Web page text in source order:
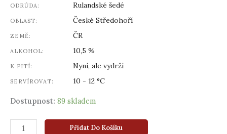
ODRŮDA: Rulandské šedé
OBLAST: České Středohoří
ZEMĚ: ČR
ALKOHOL: 10,5 %
K PITÍ: Nyní, ale vydrží
SERVÍROVAT: 10 - 12 °C
Dostupnost: 89 skladem
Přidat Do Košíku